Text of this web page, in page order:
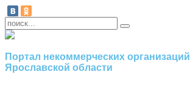
Портал некоммерческих организаций
Ярославской области